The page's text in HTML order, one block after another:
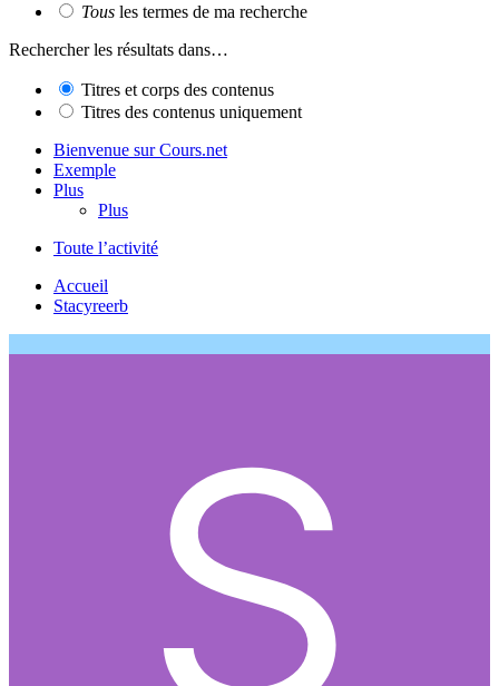
Tous les termes de ma recherche
Rechercher les résultats dans…
Titres et corps des contenus
Titres des contenus uniquement
Bienvenue sur Cours.net
Exemple
Plus
Plus
Toute l’activité
Accueil
Stacyreerb